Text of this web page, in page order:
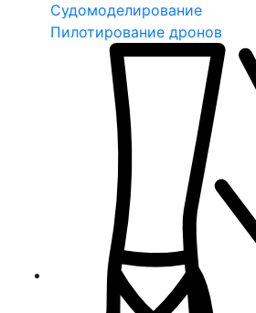
Судомоделирование
Пилотирование дронов